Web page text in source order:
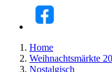
Home
Weihnachtsmärkte
Nostalgisch